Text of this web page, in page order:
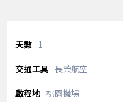
1
長榮航空
桃園機場